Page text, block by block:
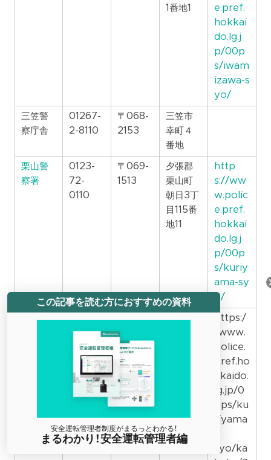
1番地1
e.pref.
hokkai
do.lg.j
p/00p
s/iwam
izawa-s
yo/
三笠警
察庁舎
01267-
2-8110
〒068-
2153
三笠市
幸町４
番地
栗山警
察署
0123-
72-
0110
〒069-
1513
夕張郡
栗山町
朝日3丁
目115番
地11
http
s://ww
w.polic
e.pref.
hokkai
do.lg.j
p/00p
s/kuriy
ama-sy
o/
夕張警
0123-
52-
0110
〒068-
0405
夕張市
https:/
/www.
police.
pref.ho
kkaido.
lg.jp/0
0ps/ku
riyama
syo/ka
この記事を読む方におすすめの資料
安全運転管理者制度がまるっとわかる！
まるわかり！安全運転管理者編